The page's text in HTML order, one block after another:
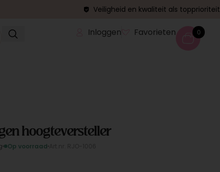
Veiligheid en kwaliteit als topprioriteit
Inloggen Favorieten 0
hoogteversteller
Op voorraad